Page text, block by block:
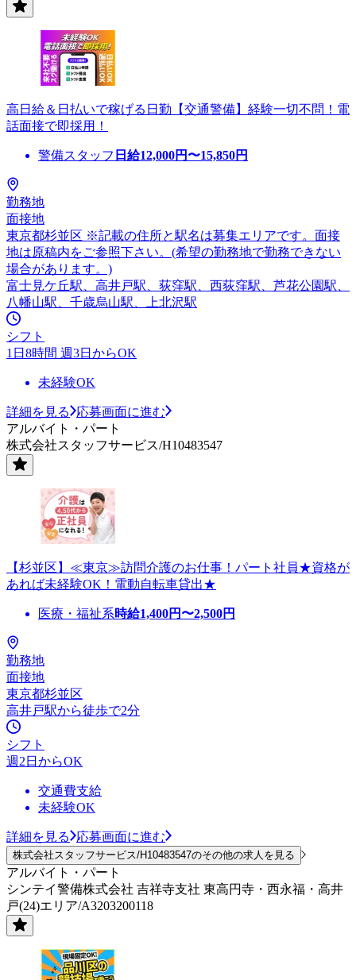
高日給＆日払いで稼げる日勤【交通警備】経験一切不問！電
話面接で即採用！
警備スタッフ 日給12,000円〜15,850円
勤務地
面接地
東京都杉並区 ※記載の住所と駅名は募集エリアです。面接
地は原稿内をご参照下さい。(希望の勤務地で勤務できない
場合があります。)
富士見ケ丘駅、高井戸駅、荻窪駅、西荻窪駅、芦花公園駅、
八幡山駅、千歳烏山駅、上北沢駅
シフト
1日8時間 週3日からOK
未経験OK
詳細を見る
応募画面に進む
アルバイト・パート
株式会社スタッフサービス/H10483547
【杉並区】≪東京≫訪問介護のお仕事！パート社員★資格が
あれば未経験OK！電動自転車貸出★
医療・福祉系時給1,400円〜2,500円
勤務地
面接地
東京都杉並区
高井戸駅から徒歩で2分
シフト
週2日からOK
交通費支給
未経験OK
詳細を見る 応募画面に進む
株式会社スタッフサービス/H10483547のその他の求人を見る
アルバイト・パート
シンテイ警備株式会社 吉祥寺支社 東高円寺・西永福・高井
戸(24)エリア/A3203200118